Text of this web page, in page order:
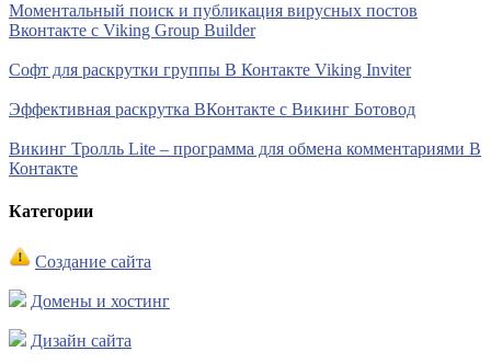
Моментальный поиск и публикация вирусных постов
Вконтакте с Viking Group Builder
Софт для раскрутки группы В Контакте Viking Inviter
Эффективная раскрутка ВКонтакте с Викинг Ботовод
Викинг Тролль Lite – программа для обмена комментариями В
Контакте
Категории
Создание сайта
Домены и хостинг
Дизайн сайта